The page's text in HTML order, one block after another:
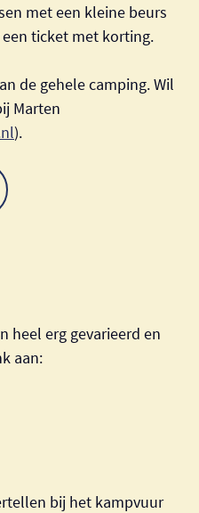
met een kleine beurs
ticket met korting.
de gehele camping. Wil
Marten
).
heel erg gevarieerd en
aan:
bij het kampvuur